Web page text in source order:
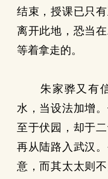
结束，授课已只
离开此地，恐当
等着拿走的。
朱家骅又有信
水，当设法加增
至于伏园，却于
再从陆路入武汉
意，而其太太则